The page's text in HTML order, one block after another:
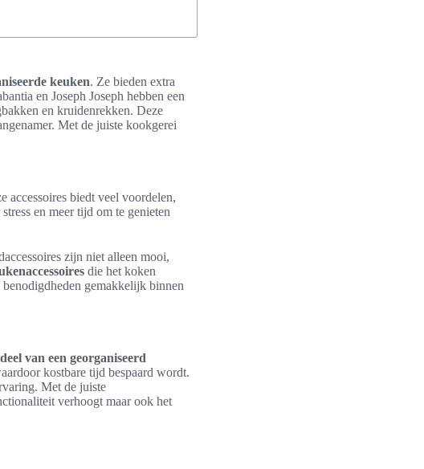
keuken. Ze bieden extra
en Joseph Joseph hebben een
en kruidenrekken. Deze
Met de juiste kookgerei
accessoires biedt veel voordelen,
en meer tijd om te genieten
zijn niet alleen mooi,
die het koken
benodigdheden gemakkelijk binnen
van een georganiseerd
kostbare tijd bespaard wordt.
Met de juiste
verhoogt maar ook het